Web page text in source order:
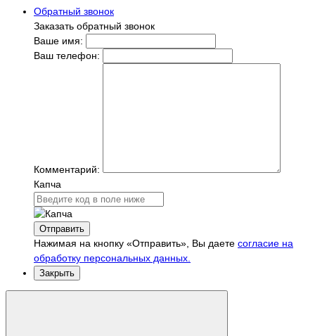
Обратный звонок
Заказать обратный звонок
Ваше имя:
Ваш телефон:
Комментарий:
Капча
Отправить
Нажимая на кнопку «Отправить», Вы даете согласие на
обработку персональных данных.
Закрыть